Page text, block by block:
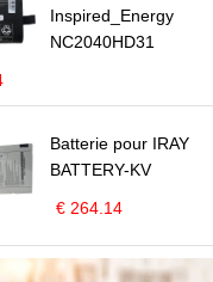
Inspired_Energy
NC2040HD31
Batterie pour IRAY
BATTERY-KV
€ 264.14